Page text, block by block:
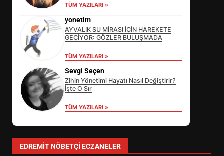
TÜM YAZILARI »
yonetim
AYVALIK SU MİRASI İÇİN HAREKETE
GEÇİYOR: GÖZLER BULUŞMADA
TÜM YAZILARI »
Sevgi Seçen
Zihin Yönetimi Hayatı Nasıl Değiştirir?
İşte O Sır
TÜM YAZILARI »
EDREMIT NÖBETÇI ECZANELER
EİB’DE KRİTİK ATAMA:
SÜRDÜRÜLEBİLİRLİKTE NE
EDREMİT’İN GURURU TÜRKİYE